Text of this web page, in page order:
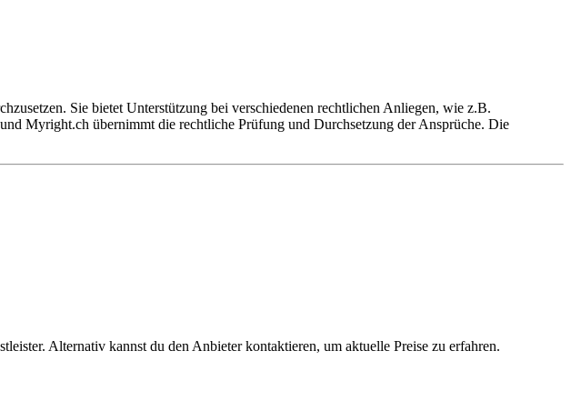
Sie bietet Unterstützung bei verschiedenen rechtlichen Anliegen, wie z.B.
Myright.ch übernimmt die rechtliche Prüfung und Durchsetzung der Ansprüche. Die
Alternativ kannst du den Anbieter kontaktieren, um aktuelle Preise zu erfahren.